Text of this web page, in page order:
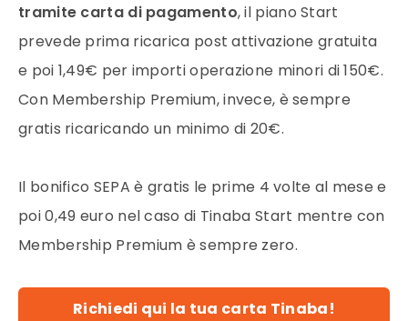
tramite carta di pagamento, il piano Start
prevede prima ricarica post attivazione gratuita
e poi 1,49€ per importi operazione minori di 150€.
Con Membership Premium, invece, è sempre
gratis ricaricando un minimo di 20€.
Il bonifico SEPA è gratis le prime 4 volte al mese e
poi 0,49 euro nel caso di Tinaba Start mentre con
Membership Premium è sempre zero.
Richiedi qui la tua carta Tinaba!